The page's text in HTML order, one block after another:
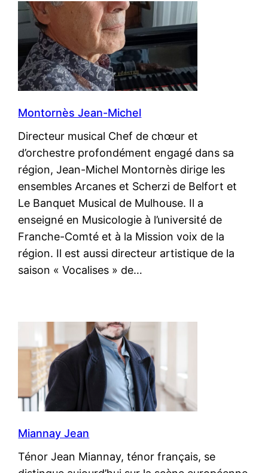
Montornès Jean-Michel
Directeur musical Chef de chœur et
d’orchestre profondément engagé dans sa
région, Jean-Michel Montornès dirige les
ensembles Arcanes et Scherzi de Belfort et
Le Banquet Musical de Mulhouse. Il a
enseigné en Musicologie à l’université de
Franche-Comté et à la Mission voix de la
région. Il est aussi directeur artistique de la
saison « Vocalises » de…
Miannay Jean
Ténor Jean Miannay, ténor français, se